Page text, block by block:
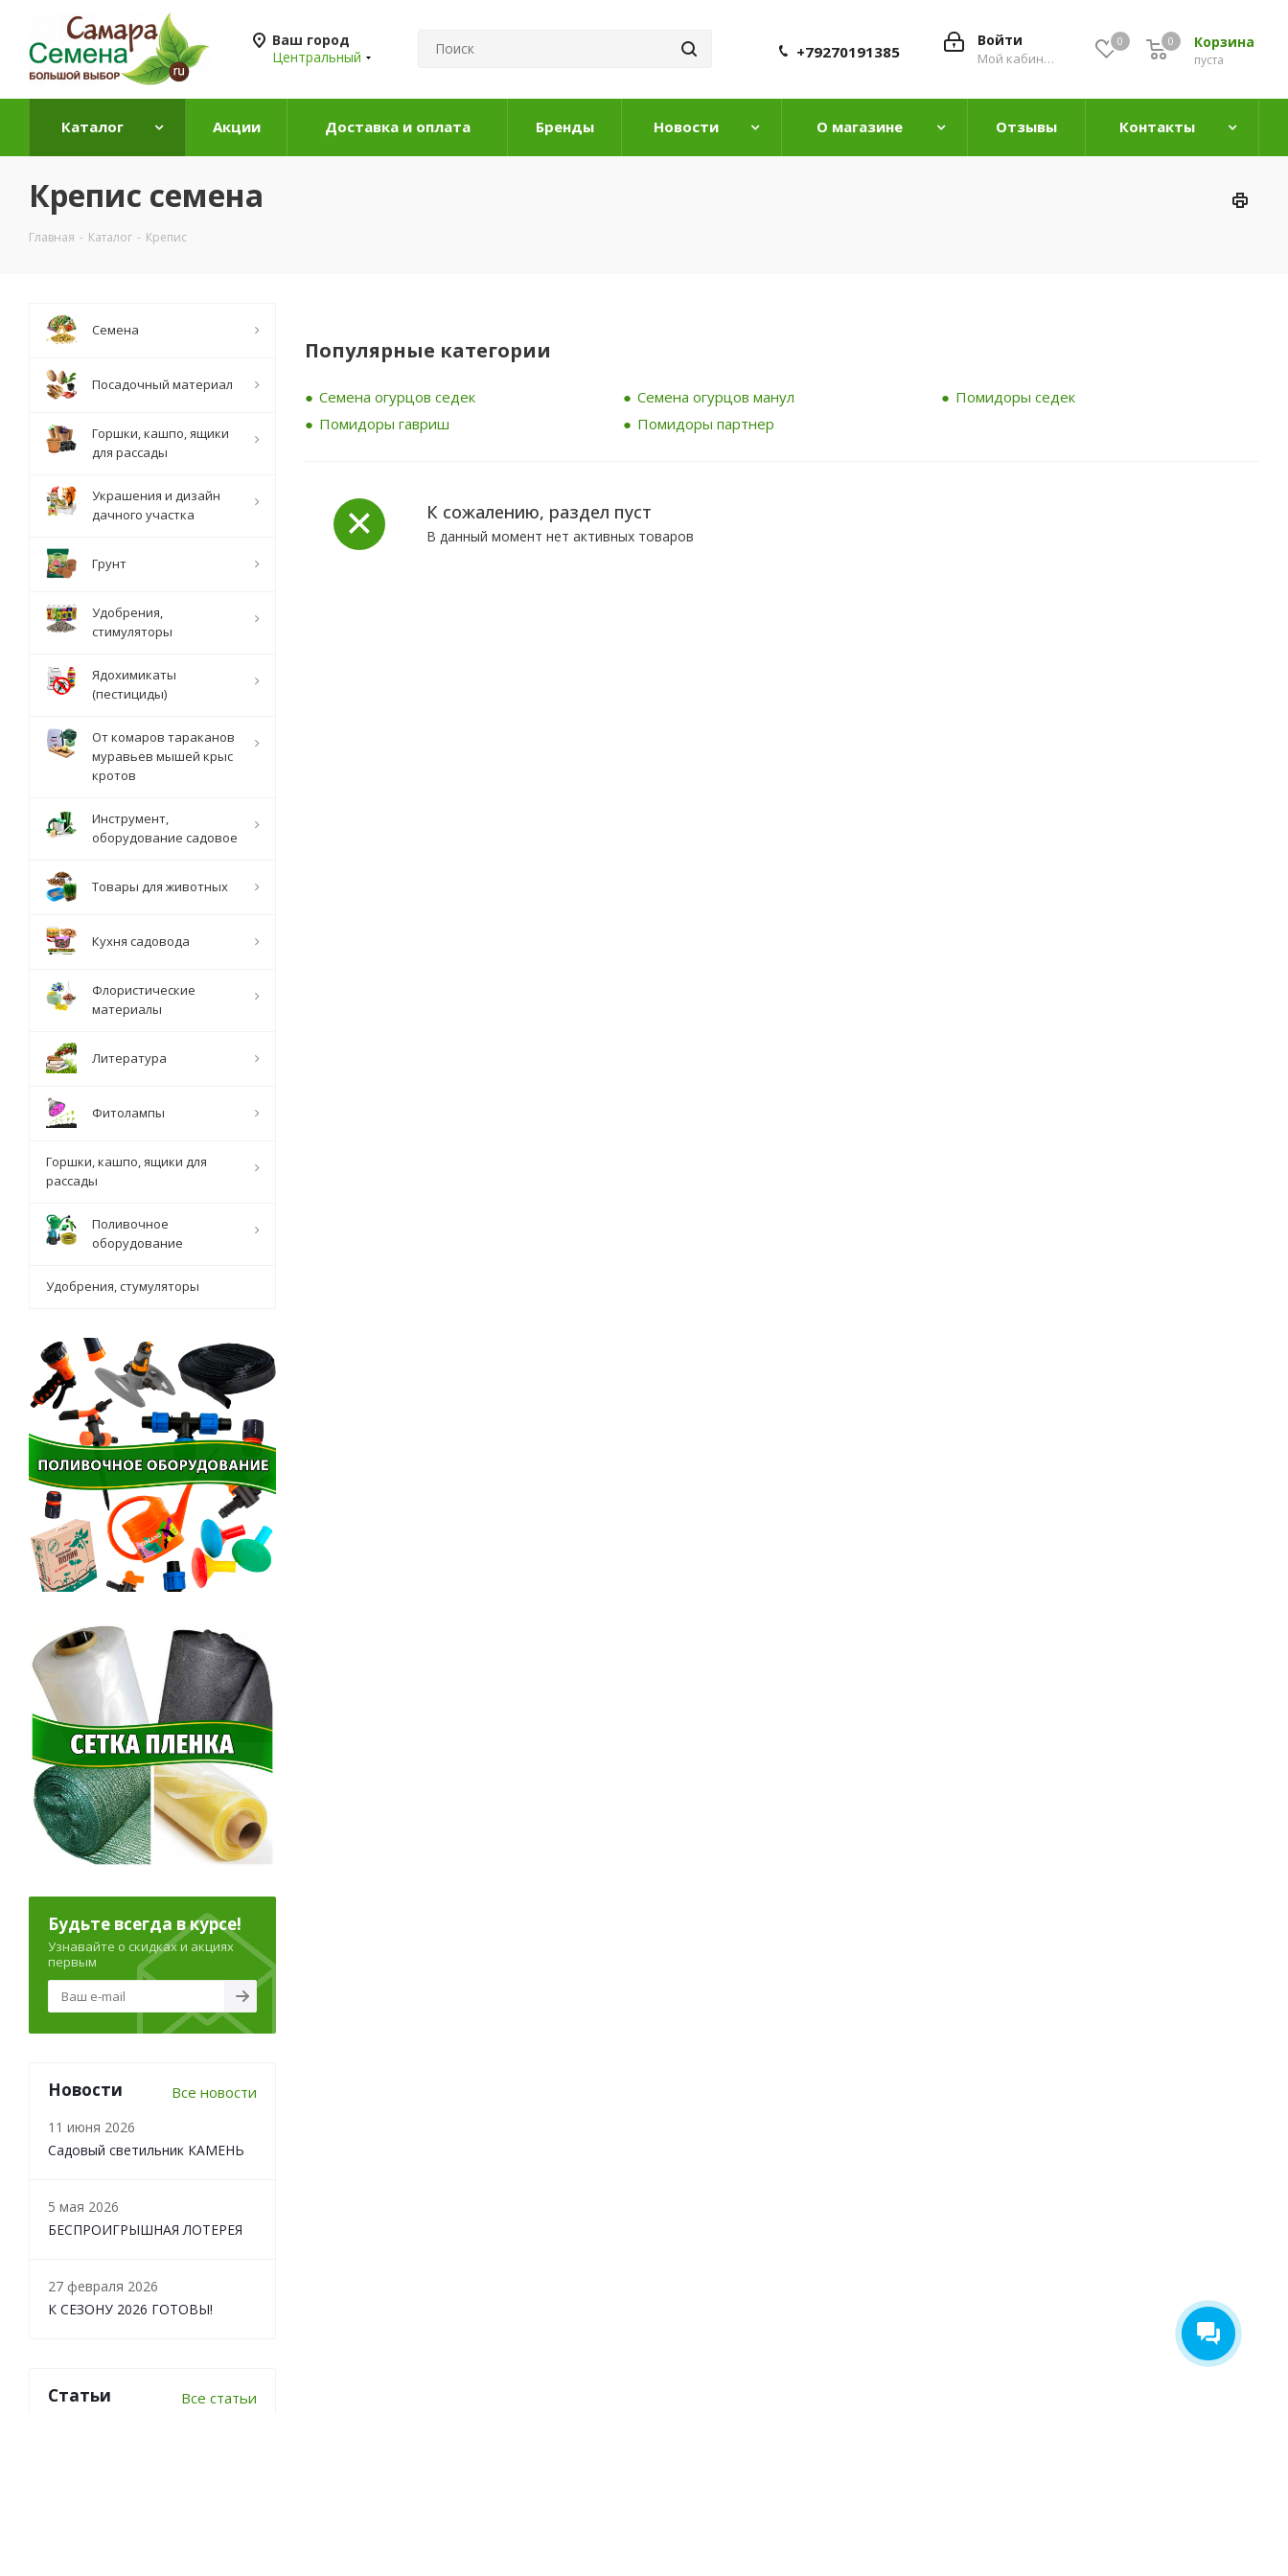
Ваш город
Центральный
0 Корзина
0
пуста
0
Войти
Мой кабинет
+79270191385
Каталог Акции Доставка и оплата Бренды Новости О магазине Отзывы Контакты
Крепис семена
Главная - Каталог - Крепис
Популярные категории
Семена огурцов седек Семена огурцов манул
Помидоры седек
Помидоры гавриш
Помидоры партнер
К сожалению, раздел пуст
В данный момент нет активных товаров
Семена
Посадочный материал
Горшки, кашпо, ящики
для рассады
Украшения и дизайн
дачного участка
Грунт
Удобрения,
стимуляторы
Ядохимикаты
(пестициды)
От комаров тараканов
муравьев мышей крыс
кротов
Инструмент,
оборудование садовое
Товары для животных
Кухня садовода
Флористические
материалы
Литература
Фитолампы
Горшки, кашпо, ящики для
рассады
Поливочное
оборудование
Удобрения, стумуляторы
Будьте всегда в курсе!
Узнавайте о скидках и акциях
первым
Новости Все новости
11 июня 2026
Садовый светильник КАМЕНЬ
5 мая 2026
БЕСПРОИГРЫШНАЯ ЛОТЕРЕЯ
27 февраля 2026
К СЕЗОНУ 2026 ГОТОВЫ!
Статьи Все статьи